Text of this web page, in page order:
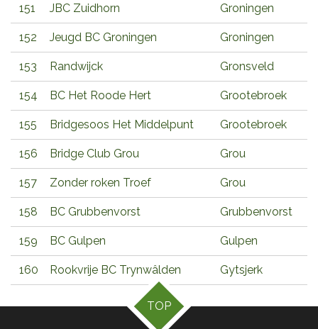
151 JBC Zuidhorn Groningen
152 Jeugd BC Groningen Groningen
153 Randwijck Gronsveld
154 BC Het Roode Hert Grootebroek
155 Bridgesoos Het Middelpunt Grootebroek
156 Bridge Club Grou Grou
157 Zonder roken Troef Grou
158 BC Grubbenvorst Grubbenvorst
159 BC Gulpen Gulpen
160 Rookvrije BC Trynwâlden Gytsjerk
TOP